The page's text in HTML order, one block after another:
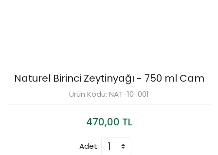
Naturel Birinci Zeytinyağı - 750 ml Cam
Ürün Kodu: NAT-10-001
470,00 TL
Adet: